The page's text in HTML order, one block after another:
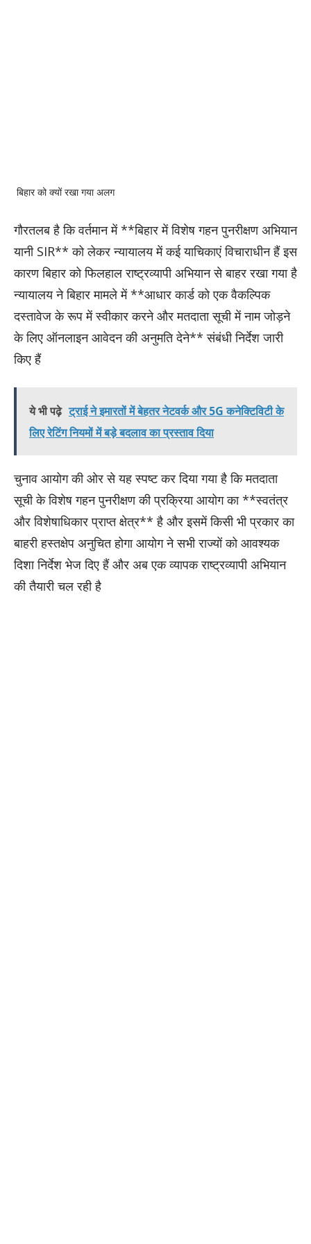
बिहार को क्यों रखा गया अलग
गौरतलब है कि वर्तमान में **बिहार में विशेष गहन पुनरीक्षण अभियान
यानी SIR** को लेकर न्यायालय में कई याचिकाएं विचाराधीन हैं इस
कारण बिहार को फिलहाल राष्ट्रव्यापी अभियान से बाहर रखा गया है
न्यायालय ने बिहार मामले में **आधार कार्ड को एक वैकल्पिक
दस्तावेज के रूप में स्वीकार करने और मतदाता सूची में नाम जोड़ने
के लिए ऑनलाइन आवेदन की अनुमति देने** संबंधी निर्देश जारी
किए हैं
ये भी पढ़े ट्राई ने इमारतों में बेहतर नेटवर्क और 5G कनेक्टिविटी के
लिए रेटिंग नियमों में बड़े बदलाव का प्रस्ताव दिया
चुनाव आयोग की ओर से यह स्पष्ट कर दिया गया है कि मतदाता
सूची के विशेष गहन पुनरीक्षण की प्रक्रिया आयोग का **स्वतंत्र
और विशेषाधिकार प्राप्त क्षेत्र** है और इसमें किसी भी प्रकार का
बाहरी हस्तक्षेप अनुचित होगा आयोग ने सभी राज्यों को आवश्यक
दिशा निर्देश भेज दिए हैं और अब एक व्यापक राष्ट्रव्यापी अभियान
की तैयारी चल रही है